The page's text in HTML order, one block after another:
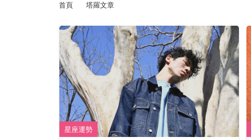
首頁 塔羅文章
星座運勢